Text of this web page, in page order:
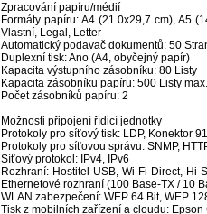
Zpracování papíru/médií
Formáty papíru: A4 (21.0x29,7 cm), A5
Vlastní, Legal, Letter
Automatický podavač dokumentů: 50
Duplexní tisk: Ano (A4, obyčejný papír)
Kapacita výstupního zásobníku: 80 Listy
Kapacita zásobníku papíru: 500 Listy max.
Počet zásobníků papíru: 2
Možnosti připojení řídicí jednotky
Protokoly pro síťový tisk: LDP, Konektor
Protokoly pro síťovou správu: SNMP,
Síťový protokol: IPv4, IPv6
Rozhraní: Hostitel USB, Wi-Fi Direct,
Ethernetové rozhraní (100 Base-TX / 10
WLAN zabezpečení: WEP 64 Bit, WEP
Tisk z mobilních zařízení a cloudu: